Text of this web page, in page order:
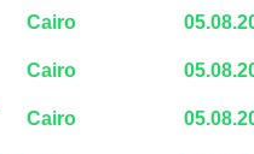
Cairo
Cairo
Cairo